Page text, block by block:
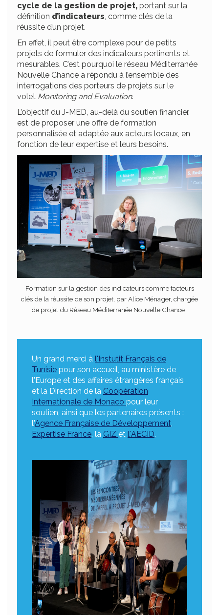
cycle de la gestion de projet, portant sur la
définition d’indicateurs , comme clés de la
réussite d’un projet.
En effet, il peut être complexe pour de petits
projets de formuler des indicateurs pertinents et
mesurables. C’est pourquoi le réseau Méditerranée
Nouvelle Chance a répondu à l’ensemble des
interrogations des porteurs de projets sur le
volet Monitoring and Evaluation.
L’objectif du J-MED, au-delà du soutien financier,
est de proposer une offre de formation
personnalisée et adaptée aux acteurs locaux, en
fonction de leur expertise et leurs besoins.
Formation sur la gestion des indicateurs comme facteurs
clés de la réussite de son projet, par Alice Ménager, chargée
de projet du Réseau Méditerranée Nouvelle Chance
Un grand merci à l'Instutit Français de
Tunisie pour son accueil, au ministère de
l'Europe et des affaires étrangères français
et la Direction de la Coopération
Internationale de Monaco pour leur
soutien, ainsi que les partenaires présents :
l'Agence Française de Développement
Expertise France , la GIZ et l'AECID.